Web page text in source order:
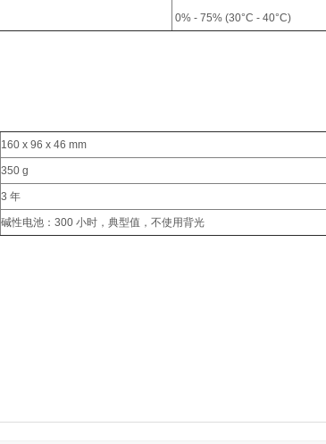
0% - 75% (30°C - 40°C)
160 x 96 x 46 mm
350 g
3 年
碱性电池：300 小时，典型值，不使用背光